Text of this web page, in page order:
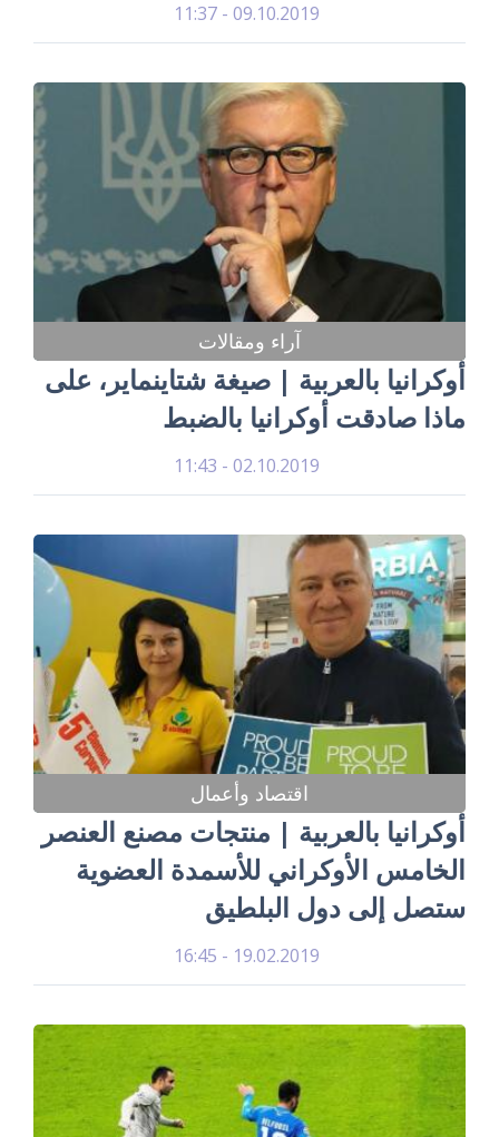
09.10.2019 - 11:37
آراء ومقالات
أوكرانيا بالعربية | صيغة شتاينماير، على
ماذا صادقت أوكرانيا بالضبط
02.10.2019 - 11:43
اقتصاد وأعمال
أوكرانيا بالعربية | منتجات مصنع العنصر
الخامس الأوكراني للأسمدة العضوية
ستصل إلى دول البلطيق
19.02.2019 - 16:45